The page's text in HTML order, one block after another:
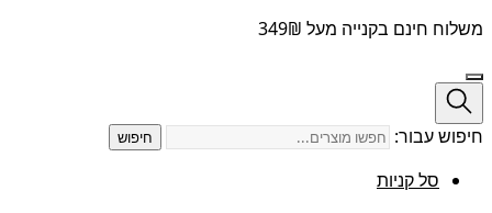
משלוח חינם בקנייה מעל 349₪
חיפוש עבור: חיפוש
סל קניות